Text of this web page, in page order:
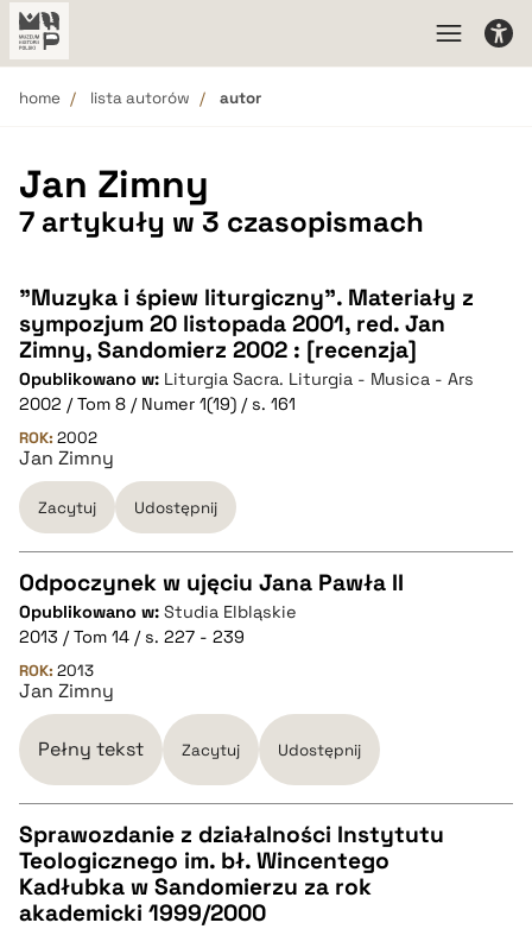
home lista autorów autor
Jan Zimny
7 artykuły w 3 czasopismach
"Muzyka i śpiew liturgiczny". Materiały z
sympozjum 20 listopada 2001, red. Jan
Zimny, Sandomierz 2002 : [recenzja]
Opublikowano w: Liturgia Sacra. Liturgia - Musica - Ars
2002 / Tom 8 / Numer 1(19) / s. 161
ROK: 2002
Jan Zimny
Zacytuj Udostępnij
CZYSTY TEKST
pobierz cytat
pobierz cytat
Odpoczynek w ujęciu Jana Pawła II
Opublikowano w: Studia Elbląskie
2013 / Tom 14 / s. 227 - 239
ROK: 2013
Jan Zimny
Pełny tekst Zacytuj Udostępnij
CZYSTY TEKST
Sprawozdanie z działalności Instytutu
Teologicznego im. bł. Wincentego
Kadłubka w Sandomierzu za rok
akademicki 1999/2000